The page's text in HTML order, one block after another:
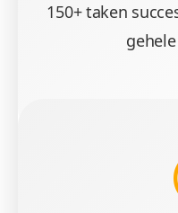
150+ taken